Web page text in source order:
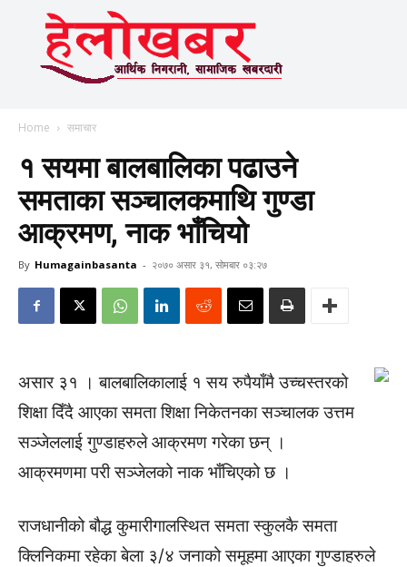
Home समाचार
१ सयमा बालबालिका पढाउने
समताका सञ्चालकमाथि गुण्डा
आक्रमण, नाक भाँचियो
By Humagainbasanta - २०७० असार ३१, सोमबार ०३:२७
असार ३१ । बालबालिकालाई १ सय रुपैयाँमै उच्चस्तरको
शिक्षा दिँदै आएका समता शिक्षा निकेतनका सञ्चालक उत्तम
सञ्जेललाई गुण्डाहरुले आक्रमण गरेका छन् ।
आक्रमणमा परी सञ्जेलको नाक भाँचिएको छ ।
राजधानीको बौद्ध कुमारीगालस्थित समता स्कुलकै समता
क्लिनिकमा रहेका बेला ३/४ जनाको समूहमा आएका गुण्डाहरुले